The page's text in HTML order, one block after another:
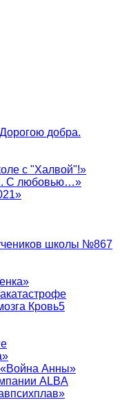
добра.
с "Халвой"!»
С любовью…»
школы №867
Кровь5
«Война Анны»
ALBA